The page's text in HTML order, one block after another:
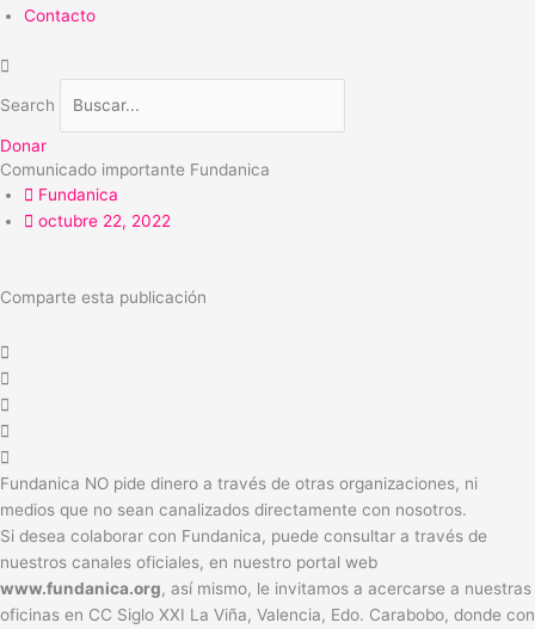
Contacto
Search
Donar
Comunicado importante Fundanica
Fundanica
octubre 22, 2022
Comparte esta publicación
Fundanica NO pide dinero a través de otras organizaciones, ni
medios que no sean canalizados directamente con nosotros.
Si desea colaborar con Fundanica, puede consultar a través de
nuestros canales oficiales, en nuestro portal web
www.fundanica.org, así mismo, le invitamos a acercarse a nuestras
oficinas en CC Siglo XXI La Viña, Valencia, Edo. Carabobo, donde con